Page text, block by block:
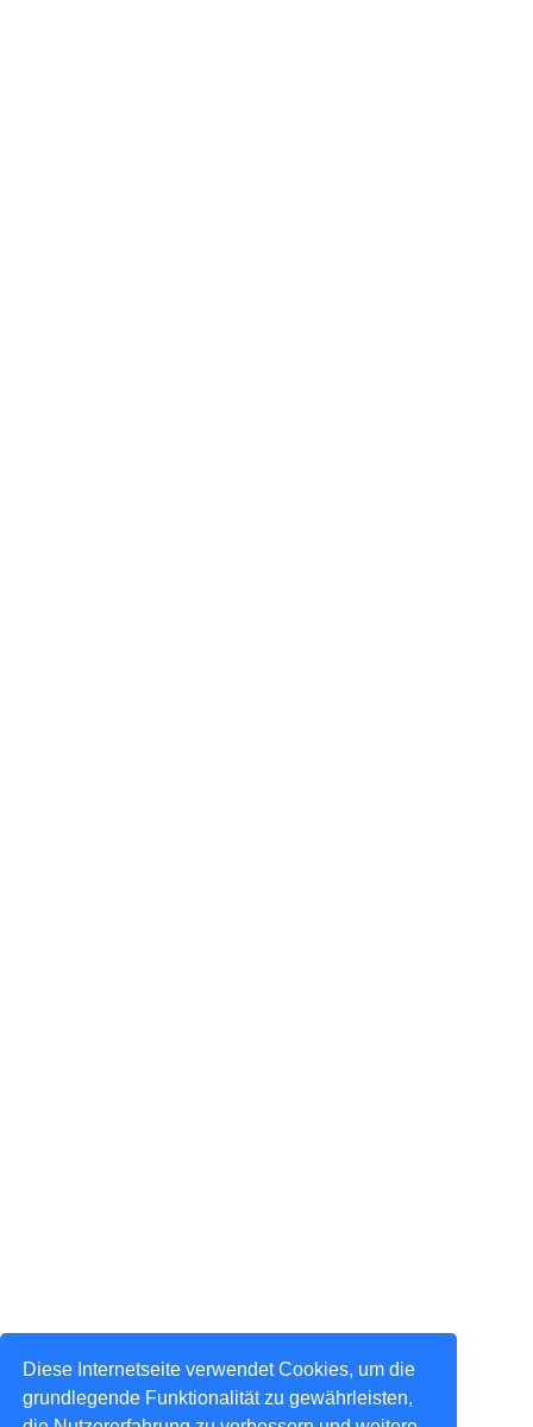
Diese Internetseite verwendet Cookies, um die
grundlegende Funktionalität zu gewährleisten,